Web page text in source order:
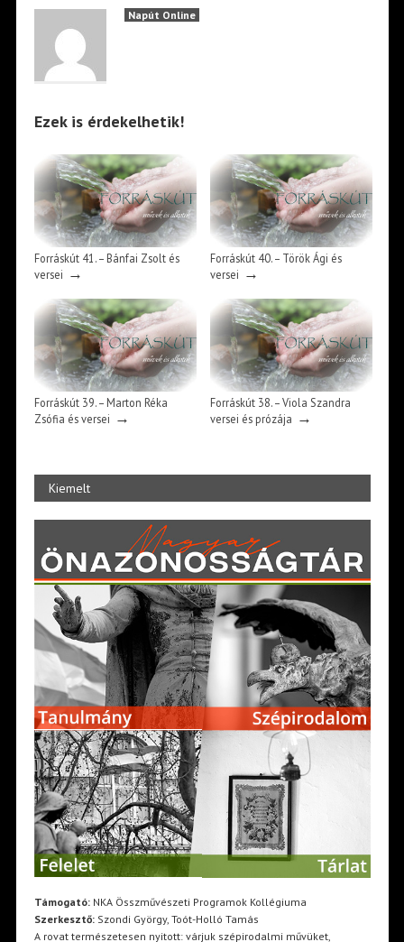
Napút Online
Ezek is érdekelhetik!
Forráskút 41. – Bánfai Zsolt és
versei →
Forráskút 40. – Török Ági és
versei →
Forráskút 39. – Marton Réka
Zsófia és versei →
Forráskút 38. – Viola Szandra
versei és prózája →
Kiemelt
Támogató:NKA Összművészeti Programok Kollégiuma
Szerkesztő:Szondi György, Toót-Holló Tamás
A rovat természetesen nyitott: várjuk szépirodalmi művüket,